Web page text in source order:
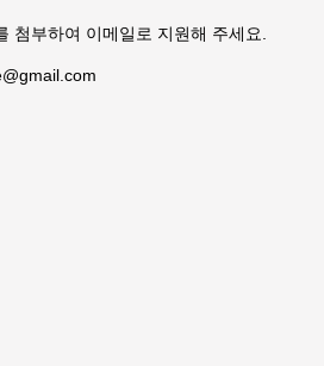
첨부하여 이메일로 지원해 주세요.